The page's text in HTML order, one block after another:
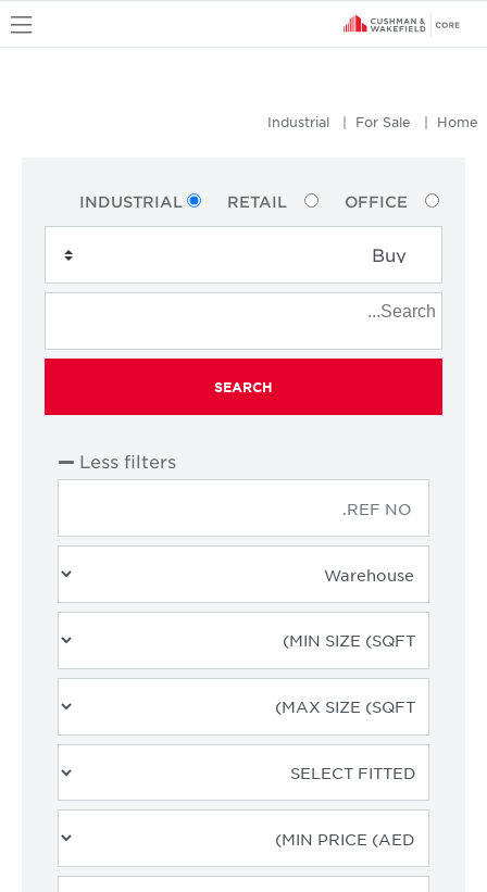
Home
For Sale
Industrial
OFFICE
RETAIL
INDUSTRIAL
SEARCH
Less filters